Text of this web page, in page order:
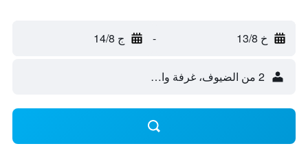
خ 13/8 - ج 14/8
2 من الضيوف، غرفة واحدة